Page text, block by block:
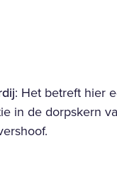
: Het betreft hier
in de dorpskern